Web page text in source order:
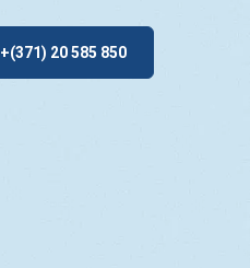
+(371) 20 585 850